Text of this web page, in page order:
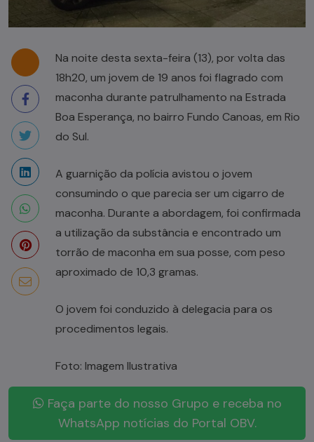
Na noite desta sexta-feira (13), por volta das
18h20, um jovem de 19 anos foi flagrado com
maconha durante patrulhamento na Estrada
Boa Esperança, no bairro Fundo Canoas, em Rio
do Sul.
A guarnição da polícia avistou o jovem
consumindo o que parecia ser um cigarro de
maconha. Durante a abordagem, foi confirmada
a utilização da substância e encontrado um
torrão de maconha em sua posse, com peso
aproximado de 10,3 gramas.
O jovem foi conduzido à delegacia para os
procedimentos legais.
Foto: Imagem Ilustrativa
Faça parte do nosso Grupo e receba no
WhatsApp notícias do Portal OBV.